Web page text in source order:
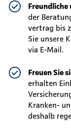
der
vertrag bis
Sie unsere
via E-Mail.
Freuen Sie
erhalten
Kranken-
deshalb